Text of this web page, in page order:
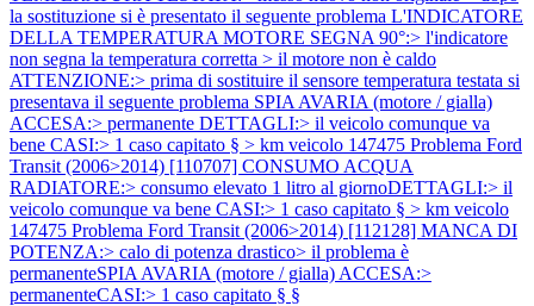
la sostituzione si è presentato il seguente problema L'INDICATORE
DELLA TEMPERATURA MOTORE SEGNA 90°:> l'indicatore
non segna la temperatura corretta > il motore non è caldo
ATTENZIONE:> prima di sostituire il sensore temperatura testata si
presentava il seguente problema SPIA AVARIA (motore / gialla)
ACCESA:> permanente DETTAGLI:> il veicolo comunque va
bene CASI:> 1 caso capitato § > km veicolo 147475 Problema Ford
Transit (2006>2014) [110707] CONSUMO ACQUA
RADIATORE:> consumo elevato 1 litro al giornoDETTAGLI:> il
veicolo comunque va bene CASI:> 1 caso capitato § > km veicolo
147475 Problema Ford Transit (2006>2014) [112128] MANCA DI
POTENZA:> calo di potenza drastico> il problema è
permanenteSPIA AVARIA (motore / gialla) ACCESA:>
permanenteCASI:> 1 caso capitato § §